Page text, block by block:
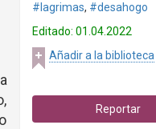
#lagrimas, #desahogo
Editado: 01.04.2022
Añadir a la biblioteca
Reportar